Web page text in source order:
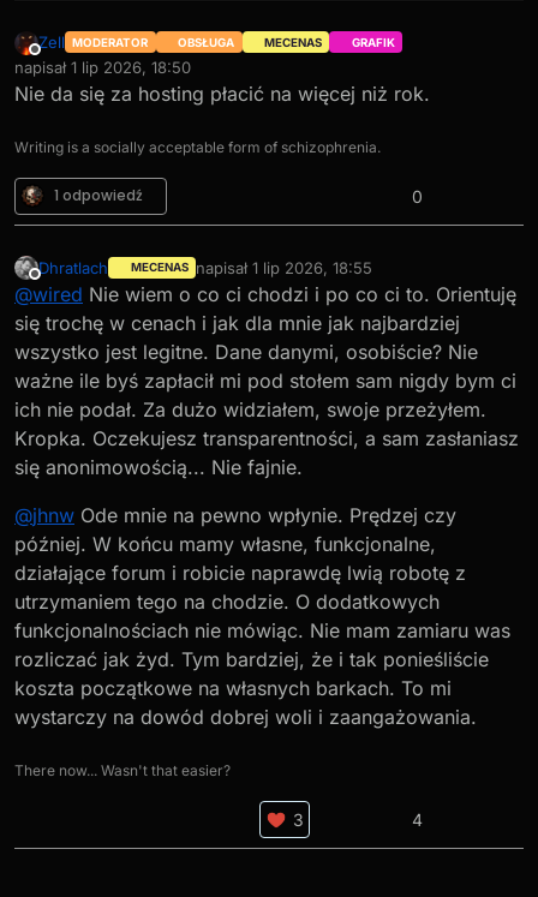
Niedostępny
Zell MODERATOR OBSŁUGA MECENAS GRAFIK
napisał1 lip 2026, 18:50
ostatnio edytowany przez
Nie da się za hosting płacić na więcej niż rok.
Writing is a socially acceptable form of schizophrenia.
1 odpowiedź 0
Niedostępny
Dhratlach MECENAS napisał1 lip 2026, 18:55
ostatnio edytowany przez
@wired Nie wiem o co ci chodzi i po co ci to. Orientuję
się trochę w cenach i jak dla mnie jak najbardziej
wszystko jest legitne. Dane danymi, osobiście? Nie
ważne ile byś zapłacił mi pod stołem sam nigdy bym ci
ich nie podał. Za dużo widziałem, swoje przeżyłem.
Kropka. Oczekujesz transparentności, a sam zasłaniasz
się anonimowością... Nie fajnie.
@jhnw Ode mnie na pewno wpłynie. Prędzej czy
później. W końcu mamy własne, funkcjonalne,
działające forum i robicie naprawdę lwią robotę z
utrzymaniem tego na chodzie. O dodatkowych
funkcjonalnościach nie mówiąc. Nie mam zamiaru was
rozliczać jak żyd. Tym bardziej, że i tak ponieśliście
koszta początkowe na własnych barkach. To mi
wystarczy na dowód dobrej woli i zaangażowania.
There now... Wasn't that easier?
4